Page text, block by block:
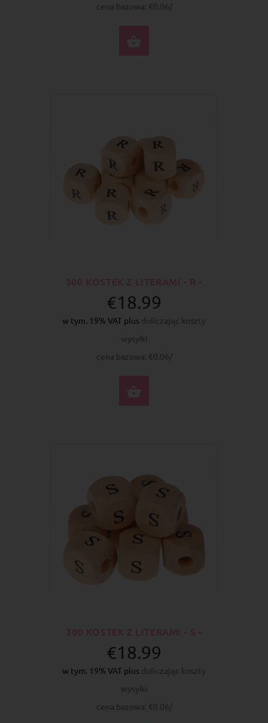
cena bazowa: €0.06/
€18.99
w tym. 19% VAT plus doliczając koszty
wysyłki
cena bazowa: €0.06/
€18.99
w tym. 19% VAT plus doliczając koszty
wysyłki
cena bazowa: €0.06/